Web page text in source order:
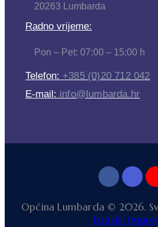
20263 Lumbarda
Radno vrijeme:
Pon – Pet: 07:00 – 15:00 h
Telefon: +385 (0)20 712 042
E-mail: info@lumbarda.hr
Općina Lumbarda © 2026.
Izrada: